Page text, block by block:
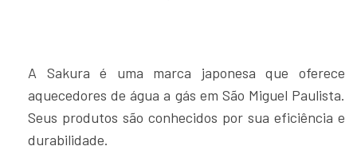
A Sakura é uma marca japonesa que oferece
aquecedores de água a gás em São Miguel Paulista.
Seus produtos são conhecidos por sua eficiência e
durabilidade.